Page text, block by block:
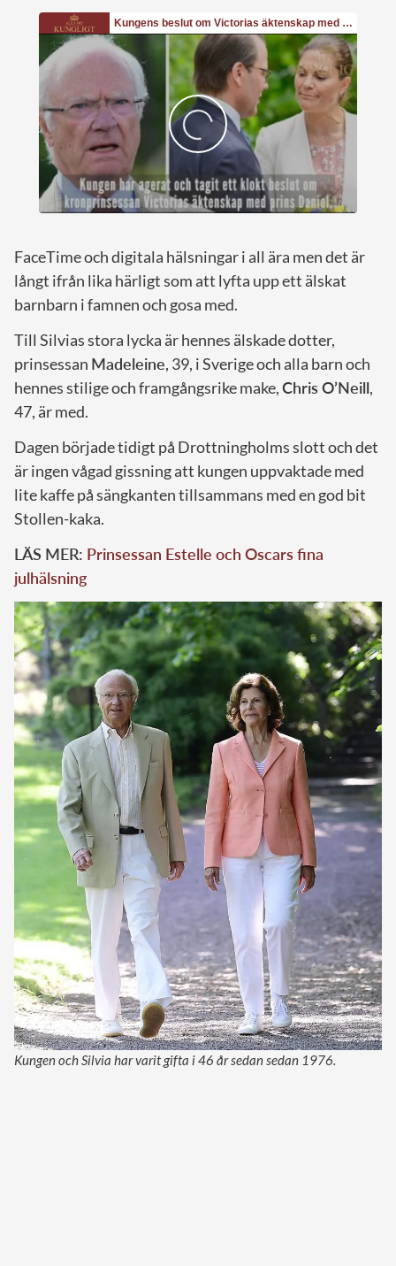
FaceTime och digitala hälsningar i all ära men det är
långt ifrån lika härligt som att lyfta upp ett älskat
barnbarn i famnen och gosa med.
Till Silvias stora lycka är hennes älskade dotter,
prinsessan Madeleine, 39, i Sverige och alla barn och
hennes stilige och framgångsrike make,Chris O’Neill,
47, är med.
Dagen började tidigt på Drottningholms slott och det
är ingen vågad gissning att kungen uppvaktade med
lite kaffe på sängkanten tillsammans med en god bit
Stollen-kaka.
LÄS MER: Prinsessan Estelle och Oscars fina
julhälsning
Kungen och Silvia har varit gifta i 46 år sedan sedan 1976.